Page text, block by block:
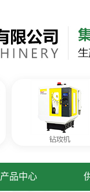
产品中心